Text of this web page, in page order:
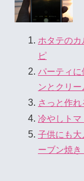
ホタテの
ピ
パーティ
ンとクリ
さっと作
冷やしト
子供にも
ーブン焼